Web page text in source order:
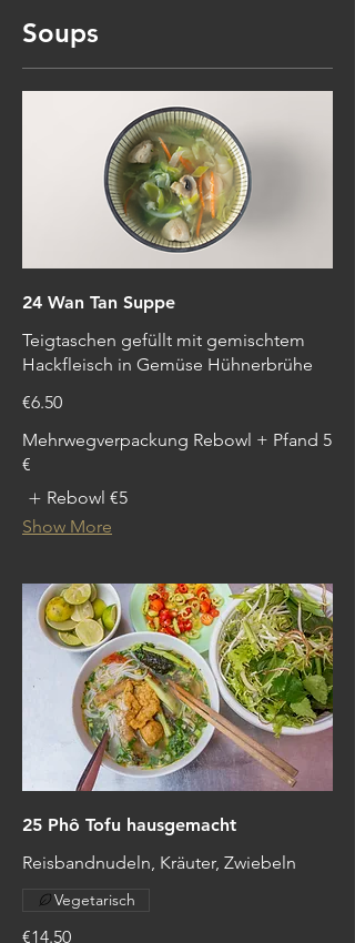
Soups
24 Wan Tan Suppe
Teigtaschen gefüllt mit gemischtem
Hackfleisch in Gemüse Hühnerbrühe
€6.50
Mehrwegverpackung Rebowl + Pfand 5
€
Rebowl €5
Show More
25 Phô Tofu hausgemacht
Reisbandnudeln, Kräuter, Zwiebeln
€14.50
Vegetarisch